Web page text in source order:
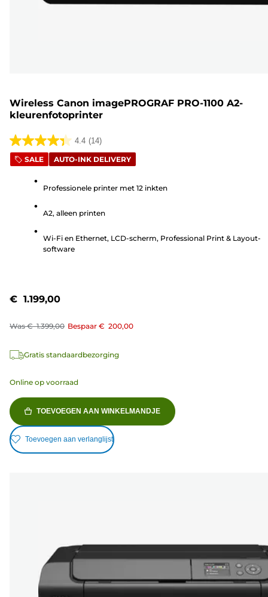
Wireless Canon imagePROGRAF PRO-1100 A2-
kleurenfotoprinter
4.4 (14)
4.4
van
sterren.
beoordelingen
SALE AUTO-INK DELIVERY
Professionele printer met 12 inkten
A2, alleen printen
Wi-Fi en Ethernet, LCD-scherm, Professional Print & Layout-
software
€ 1.199,00
Was€ 1.399,00 Bespaar € 200,00
Gratis standaardbezorging
Online op voorraad
TOEVOEGEN AAN WINKELMANDJE
Toevoegen aan verlanglijst